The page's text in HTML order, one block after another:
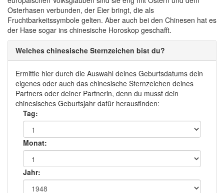
Osterhasen verbunden, der Eier bringt, die als
Fruchtbarkeitssymbole gelten. Aber auch bei den Chinesen hat es
der Hase sogar ins chinesische Horoskop geschafft.
Welches chinesische Sternzeichen bist du?
Ermittle hier durch die Auswahl deines Geburtsdatums dein
eigenes oder auch das chinesische Sternzeichen deines
Partners oder deiner Partnerin, denn du musst dein
chinesisches Geburtsjahr dafür herausfinden:
Tag:
Monat:
Jahr: